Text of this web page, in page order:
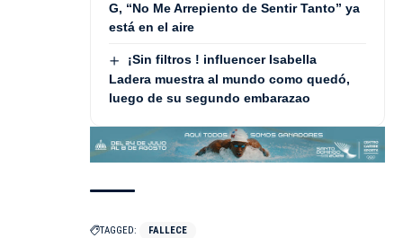
G, “No Me Arrepiento de Sentir Tanto” ya
está en el aire
¡Sin filtros ! influencer Isabella
Ladera muestra al mundo como quedó,
luego de su segundo embarazao
TAGGED: FALLECE